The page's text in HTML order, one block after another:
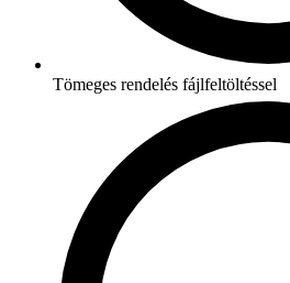
Tömeges rendelés fájlfeltöltéssel